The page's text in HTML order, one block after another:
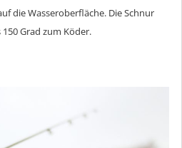
die Wasseroberfläche. Die Schnur
Grad zum Köder.